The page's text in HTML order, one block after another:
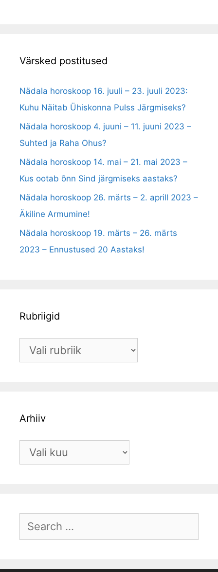
Värsked postitused
Nädala horoskoop 16. juuli – 23. juuli 2023:
Kuhu Näitab Ühiskonna Pulss Järgmiseks?
Nädala horoskoop 4. juuni – 11. juuni 2023 –
Suhted ja Raha Ohus?
Nädala horoskoop 14. mai – 21. mai 2023 –
Kus ootab õnn Sind järgmiseks aastaks?
Nädala horoskoop 26. märts – 2. aprill 2023 –
Äkiline Armumine!
Nädala horoskoop 19. märts – 26. märts
2023 – Ennustused 20 Aastaks!
Rubriigid
Arhiiv